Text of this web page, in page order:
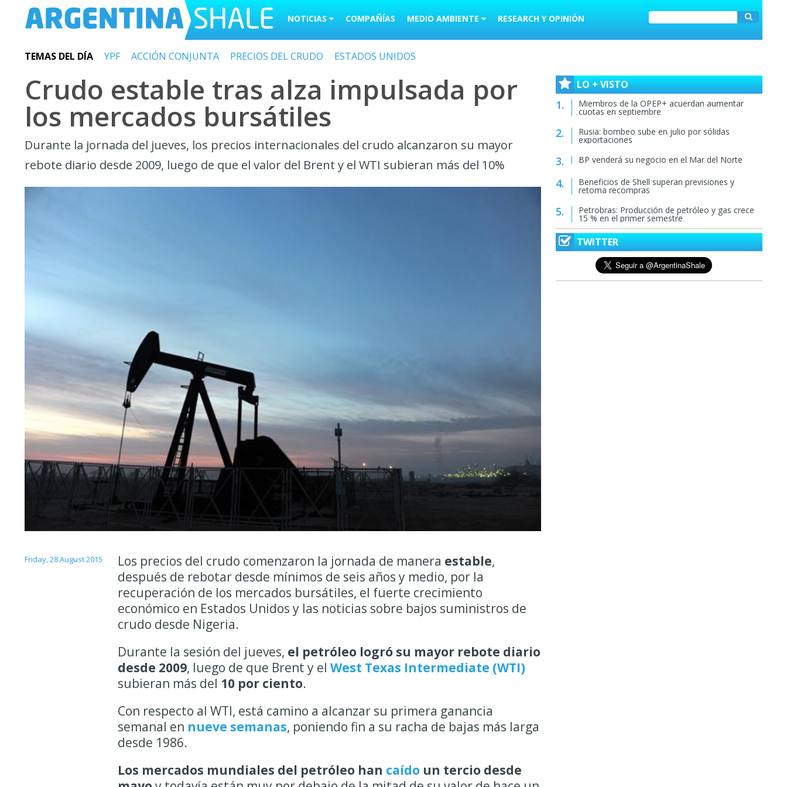
NOTICIAS COMPAÑÍAS MEDIO AMBIENTE RESEARCH Y OPINIÓN
TEMAS DEL DÍA YPF ACCIÓN CONJUNTA PRECIOS DEL CRUDO ESTADOS UNIDOS
Crudo estable tras alza impulsada por
los mercados bursátiles
Durante la jornada del jueves, los precios internacionales del crudo alcanzaron su mayor
rebote diario desde 2009, luego de que el valor del Brent y el WTI subieran más del 10%
Friday, 28 August 2015 Los precios del crudo comenzaron la jornada de manera estable,
después de rebotar desde mínimos de seis años y medio, por la
recuperación de los mercados bursátiles, el fuerte crecimiento
económico en Estados Unidos y las noticias sobre bajos suministros de
crudo desde Nigeria.
Durante la sesión del jueves, el petróleo logró su mayor rebote diario
desde 2009, luego de que Brent y el West Texas Intermediate (WTI)
subieran más del 10 por ciento.
Con respecto al WTI, está camino a alcanzar su primera ganancia
semanal en nueve semanas, poniendo fin a su racha de bajas más larga
desde 1986.
Los mercados mundiales del petróleo han caídoun tercio desde
LO + VISTO
Miembros de la OPEP+ acuerdan aumentar
cuotas en septiembre
Rusia: bombeo sube en julio por sólidas
exportaciones
BP venderá su negocio en el Mar del Norte
Beneficios de Shell superan previsiones y
retoma recompras
Petrobras: Producción de petróleo y gas crece
15 % en el primer semestre
TWITTER